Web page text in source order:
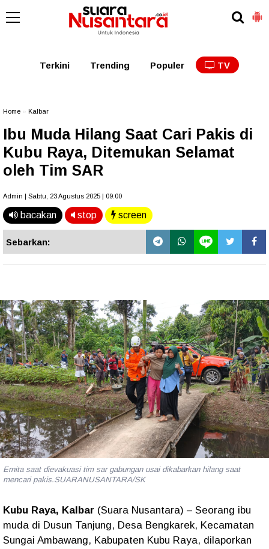
Kalbar Kalteng
Terkini Trending Populer TV
Home Kalbar
Ibu Muda Hilang Saat Cari Pakis di
Kubu Raya, Ditemukan Selamat
oleh Tim SAR
Admin | Sabtu, 23 Agustus 2025 | 09.00
bacakan stop screen
Sebarkan:
Ernita saat dievakuasi tim sar gabungan usai dikabarkan hilang saat
mencari pakis.SUARANUSANTARA/SK
Kubu Raya, Kalbar (Suara Nusantara) – Seorang ibu
muda di Dusun Tanjung, Desa Bengkarek, Kecamatan
Sungai Ambawang, Kabupaten Kubu Raya, dilaporkan